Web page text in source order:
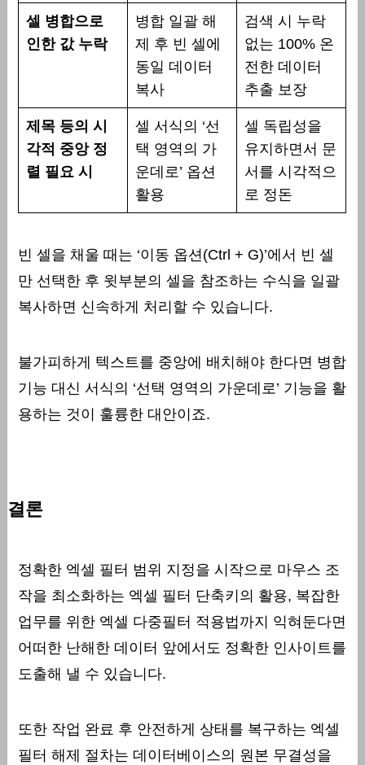
셀 병합으로
인한 값 누락
병합 일괄 해
제 후 빈 셀에
동일 데이터
복사
검색 시 누락
없는 100% 온
전한 데이터
추출 보장
제목 등의 시
각적 중앙 정
렬 필요 시
셀 서식의 ‘선
택 영역의 가
운데로’ 옵션
활용
셀 독립성을
유지하면서 문
서를 시각적으
로 정돈
빈 셀을 채울 때는 ‘이동 옵션(Ctrl + G)’에서 빈 셀
만 선택한 후 윗부분의 셀을 참조하는 수식을 일괄
복사하면 신속하게 처리할 수 있습니다.
불가피하게 텍스트를 중앙에 배치해야 한다면 병합
기능 대신 서식의 ‘선택 영역의 가운데로’ 기능을 활
용하는 것이 훌륭한 대안이죠.
결론
정확한 엑셀 필터 범위 지정을 시작으로 마우스 조
작을 최소화하는 엑셀 필터 단축키의 활용, 복잡한
업무를 위한 엑셀 다중필터 적용법까지 익혀둔다면
어떠한 난해한 데이터 앞에서도 정확한 인사이트를
도출해 낼 수 있습니다.
또한 작업 완료 후 안전하게 상태를 복구하는 엑셀
필터 해제 절차는 데이터베이스의 원본 무결성을